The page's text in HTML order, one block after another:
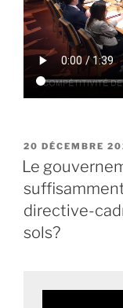
PUBLIÉ
LE
20 DÉCEMBRE
Le
directive-
sols?